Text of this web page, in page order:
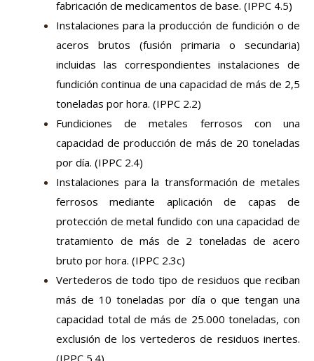
fabricación de medicamentos de base. (IPPC 4.5)
Instalaciones para la producción de fundición o de
aceros brutos (fusión primaria o secundaria)
incluidas las correspondientes instalaciones de
fundición continua de una capacidad de más de 2,5
toneladas por hora. (IPPC 2.2)
Fundiciones de metales ferrosos con una
capacidad de producción de más de 20 toneladas
por día. (IPPC 2.4)
Instalaciones para la transformación de metales
ferrosos mediante aplicación de capas de
protección de metal fundido con una capacidad de
tratamiento de más de 2 toneladas de acero
bruto por hora. (IPPC 2.3c)
Vertederos de todo tipo de residuos que reciban
más de 10 toneladas por día o que tengan una
capacidad total de más de 25.000 toneladas, con
exclusión de los vertederos de residuos inertes.
(IPPC 5.4)